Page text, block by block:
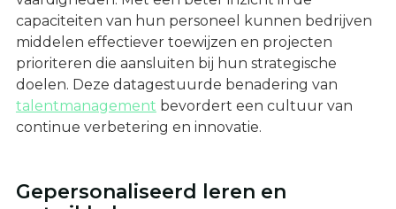
capaciteiten van hun personeel kunnen bedrijven
middelen effectiever toewijzen en projecten
prioriteren die aansluiten bij hun strategische
doelen. Deze datagestuurde benadering van
talentmanagement bevordert een cultuur van
continue verbetering en innovatie.
Gepersonaliseerd leren en